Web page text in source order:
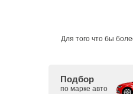
Для того что бы
Подбор
по марке авто